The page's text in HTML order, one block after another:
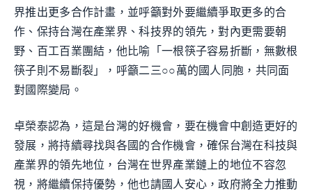
界推出更多合作計畫，並呼籲對外要繼續爭取更多的合
作、保持台灣在產業界、科技界的領先，對內更需要朝
野、百工百業團結，他比喻「一根筷子容易折斷，無數根
筷子則不易斷裂」，呼籲二三○○萬的國人同胞，共同面
對國際變局。
卓榮泰認為，這是台灣的好機會，要在機會中創造更好的
發展，將持續尋找與各國的合作機會，確保台灣在科技與
產業界的領先地位，台灣在世界產業鏈上的地位不容忽
視，將繼續保持優勢，他也請國人安心，政府將全力推動